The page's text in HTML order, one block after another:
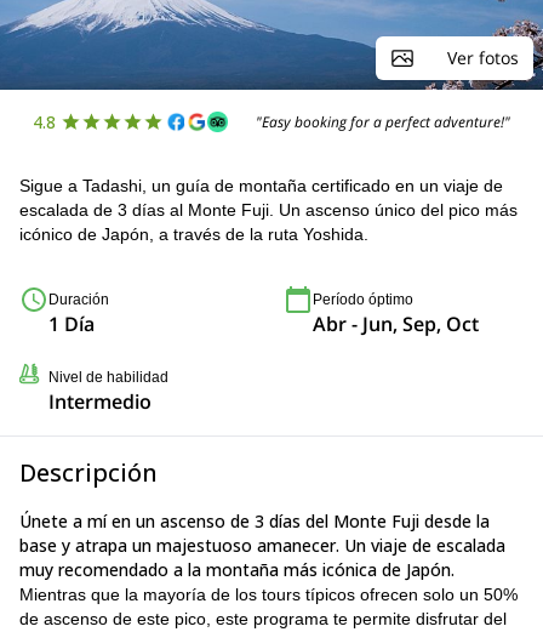
Ver fotos
4.8 "Easy booking for a perfect adventure!"
Sigue a Tadashi, un guía de montaña certificado en un viaje de
escalada de 3 días al Monte Fuji. Un ascenso único del pico más
icónico de Japón, a través de la ruta Yoshida.
Duración
1 Día
Período óptimo
Abr - Jun, Sep, Oct
Nivel de habilidad
Intermedio
Descripción
Únete a mí en un ascenso de 3 días del Monte Fuji desde la
base y atrapa un majestuoso amanecer. Un viaje de escalada
muy recomendado a la montaña más icónica de Japón.
Mientras que la mayoría de los tours típicos ofrecen solo un 50%
de ascenso de este pico, este programa te permite disfrutar del